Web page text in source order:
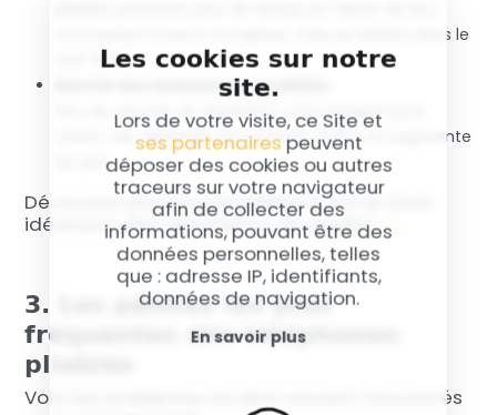
Les cookies sur notre
site.
Lors de votre visite, ce Site et
ses partenaires peuvent
déposer des cookies ou autres
traceurs sur votre navigateur
afin de collecter des
informations, pouvant être des
données personnelles, telles
que : adresse IP, identifiants,
données de navigation.
En savoir plus
conception interne complexe. Cela se reflète dans le
tarif final.
Rareté des techniciens qualifiés
Peu de centres de réparation sont équipés pour
traiter ces appareils, ce qui limite l’offre et augmente
les prix.
Découvrez pourquoi SmileRepair est le choix
idéal pour des réparations de qualitéici
3. Les pannes les plus
fréquentes des téléphones
pliables
Voici les problèmes les plus souvent rencontrés